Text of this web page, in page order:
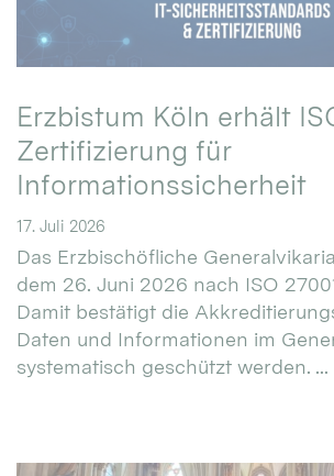
Erzbistum Köln erhält
Zertifizierung für
Informationssicherheit
17. Juli 2026
Das Erzbischöfliche
dem 26. Juni 2026 nach ISO
Damit bestätigt die
Daten und Informationen im
systematisch geschützt werden. ...